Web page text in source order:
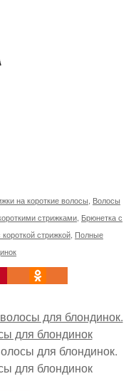
на короткие волосы Волосы
стрижками Брюнетка с
стрижкой Полные
для блондинок.
для блондинок